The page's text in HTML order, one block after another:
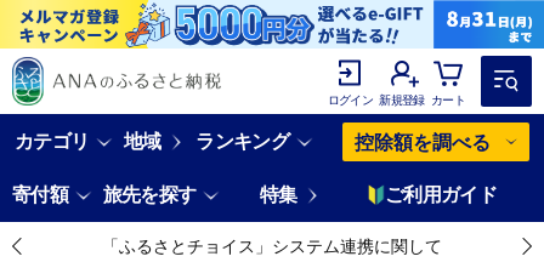
ログイン 新規登録 カート
カテゴリ 地域 ランキング 控除額を調べる
寄付額 旅先を探す 特集 ご利用ガイド
「ふるさとチョイス」システム連携に関して